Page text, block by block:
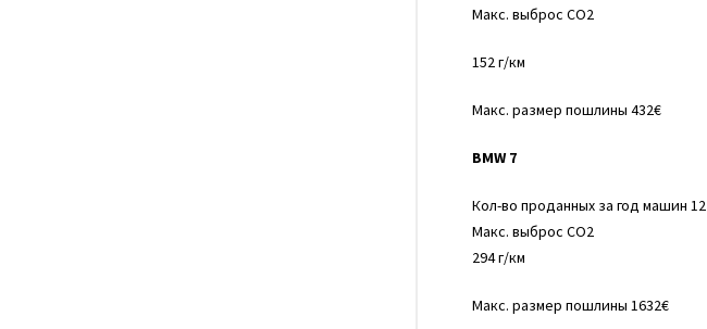
Макс. выброс СО2
152 г/км
Макс. размер пошлины 432€
BMW 7
Кол-во проданных за год машин 12
Макс. выброс СО2
294 г/км
Макс. размер пошлины 1632€